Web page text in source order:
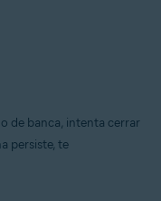
de banca, intenta cerrar
persiste, te